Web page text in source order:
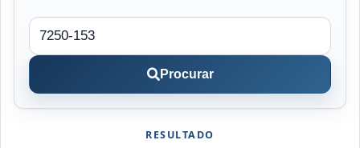
Procurar
RESULTADO